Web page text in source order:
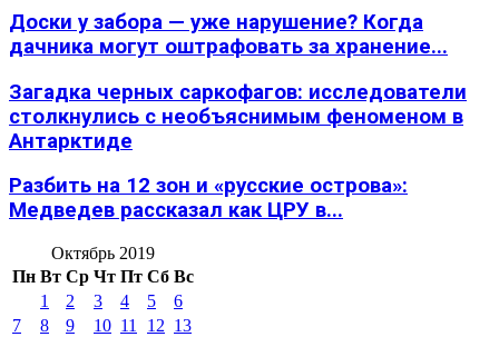
Доски у забора — уже нарушение? Когда
дачника могут оштрафовать за хранение...
Загадка черных саркофагов: исследователи
столкнулись с необъяснимым феноменом в
Антарктиде
Разбить на 12 зон и «русские острова»:
Медведев рассказал как ЦРУ в...
Октябрь 2019
Пн Вт Ср Чт Пт Сб Вс
1
2 3 4 5
6
7
8 9 10 11 12 13